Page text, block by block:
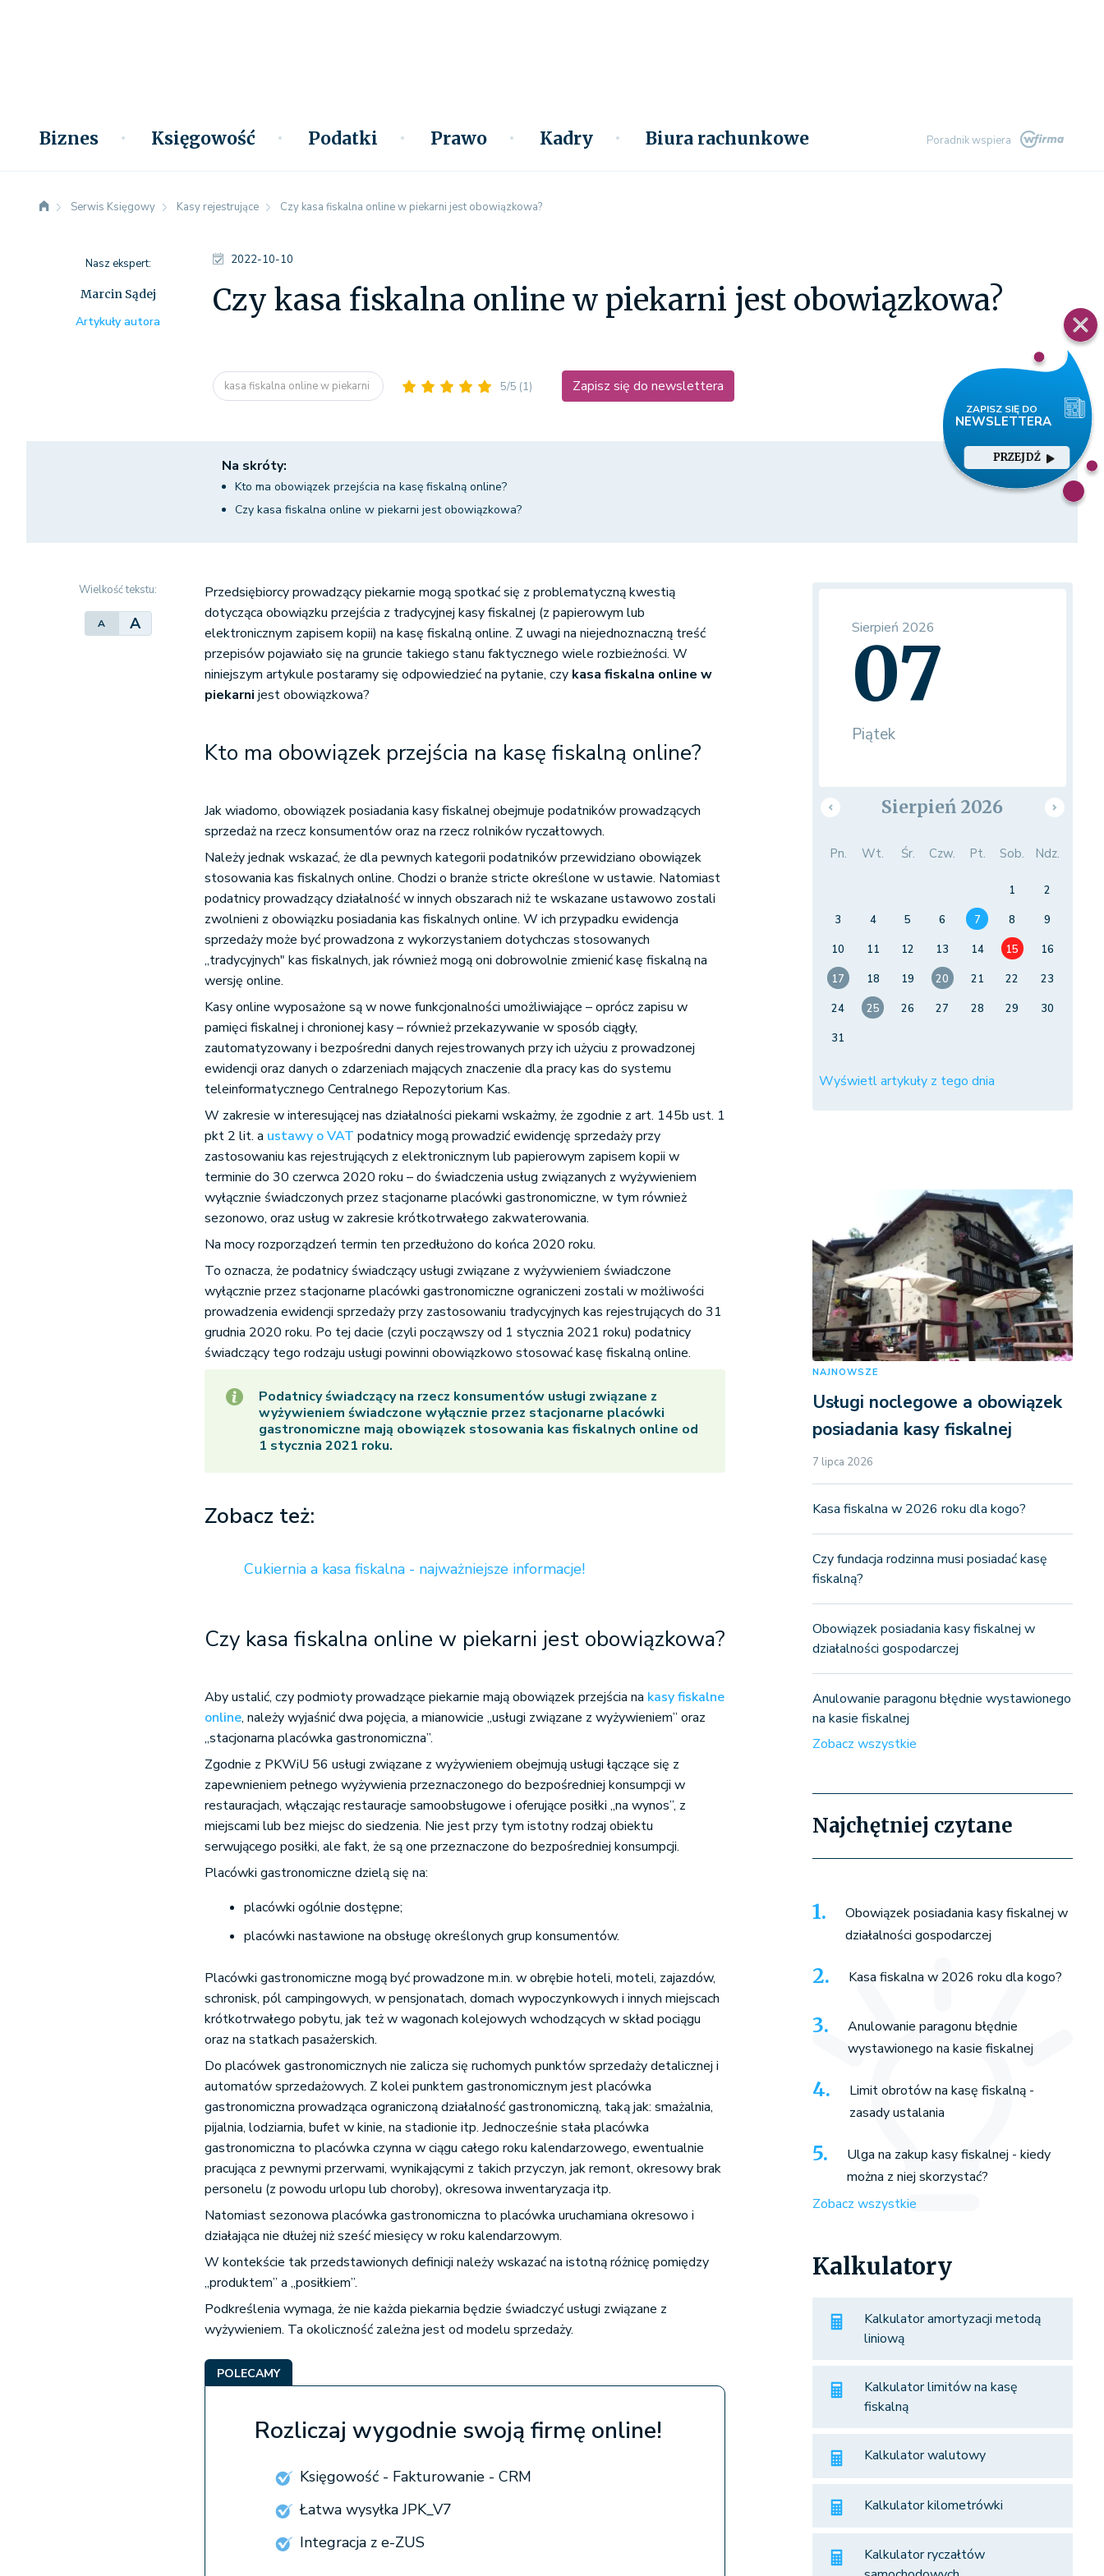
Biznes Księgowość Podatki Prawo Kadry Biura rachunkowe Poradnik wspiera
PRZEJDŹ
Serwis Księgowy Kasy rejestrujące Czy kasa fiskalna online w piekarni jest obowiązkowa?
2022-10-10
Czy kasa fiskalna online w piekarni jest obowiązkowa?
kasa fiskalna online w piekarni 5/5 (1) Zapisz się do newslettera
Nasz ekspert:
Marcin Sądej
Artykuły autora
Na skróty:
Kto ma obowiązek przejścia na kasę fiskalną online?
Czy kasa fiskalna online w piekarni jest obowiązkowa?
Wielkość tekstu:
A A
Przedsiębiorcy prowadzący piekarnie mogą spotkać się z problematyczną kwestią
dotycząca obowiązku przejścia z tradycyjnej kasy fiskalnej (z papierowym lub
elektronicznym zapisem kopii) na kasę fiskalną online. Z uwagi na niejednoznaczną treść
przepisów pojawiało się na gruncie takiego stanu faktycznego wiele rozbieżności. W
niniejszym artykule postaramy się odpowiedzieć na pytanie, czy kasa fiskalna online w
piekarni jest obowiązkowa?
Kto ma obowiązek przejścia na kasę fiskalną online?
Jak wiadomo, obowiązek posiadania kasy fiskalnej obejmuje podatników prowadzących
sprzedaż na rzecz konsumentów oraz na rzecz rolników ryczałtowych.
Należy jednak wskazać, że dla pewnych kategorii podatników przewidziano obowiązek
stosowania kas fiskalnych online. Chodzi o branże stricte określone w ustawie. Natomiast
podatnicy prowadzący działalność w innych obszarach niż te wskazane ustawowo zostali
zwolnieni z obowiązku posiadania kas fiskalnych online. W ich przypadku ewidencja
sprzedaży może być prowadzona z wykorzystaniem dotychczas stosowanych
„tradycyjnych" kas fiskalnych, jak również mogą oni dobrowolnie zmienić kasę fiskalną na
wersję online.
Kasy online wyposażone są w nowe funkcjonalności umożliwiające – oprócz zapisu w
pamięci fiskalnej i chronionej kasy – również przekazywanie w sposób ciągły,
zautomatyzowany i bezpośredni danych rejestrowanych przy ich użyciu z prowadzonej
ewidencji oraz danych o zdarzeniach mających znaczenie dla pracy kas do systemu
teleinformatycznego Centralnego Repozytorium Kas.
W zakresie w interesującej nas działalności piekarni wskażmy, że zgodnie z art. 145b ust. 1
pkt 2 lit. a ustawy o VAT podatnicy mogą prowadzić ewidencję sprzedaży przy
zastosowaniu kas rejestrujących z elektronicznym lub papierowym zapisem kopii w
terminie do 30 czerwca 2020 roku – do świadczenia usług związanych z wyżywieniem
wyłącznie świadczonych przez stacjonarne placówki gastronomiczne, w tym również
sezonowo, oraz usług w zakresie krótkotrwałego zakwaterowania.
Na mocy rozporządzeń termin ten przedłużono do końca 2020 roku.
To oznacza, że podatnicy świadczący usługi związane z wyżywieniem świadczone
wyłącznie przez stacjonarne placówki gastronomiczne ograniczeni zostali w możliwości
prowadzenia ewidencji sprzedaży przy zastosowaniu tradycyjnych kas rejestrujących do 31
grudnia 2020 roku. Po tej dacie (czyli począwszy od 1 stycznia 2021 roku) podatnicy
świadczący tego rodzaju usługi powinni obowiązkowo stosować kasę fiskalną online.
Podatnicy świadczący na rzecz konsumentów usługi związane z
wyżywieniem świadczone wyłącznie przez stacjonarne placówki
gastronomiczne mają obowiązek stosowania kas fiskalnych online od
1 stycznia 2021 roku.
Zobacz też:
Cukiernia a kasa fiskalna - najważniejsze informacje!
Czy kasa fiskalna online w piekarni jest obowiązkowa?
Aby ustalić, czy podmioty prowadzące piekarnie mają obowiązek przejścia na kasy fiskalne
online, należy wyjaśnić dwa pojęcia, a mianowicie „usługi związane z wyżywieniem” oraz
„stacjonarna placówka gastronomiczna”.
Zgodnie z PKWiU 56 usługi związane z wyżywieniem obejmują usługi łączące się z
zapewnieniem pełnego wyżywienia przeznaczonego do bezpośredniej konsumpcji w
restauracjach, włączając restauracje samoobsługowe i oferujące posiłki „na wynos”, z
miejscami lub bez miejsc do siedzenia. Nie jest przy tym istotny rodzaj obiektu
serwującego posiłki, ale fakt, że są one przeznaczone do bezpośredniej konsumpcji.
Placówki gastronomiczne dzielą się na:
placówki ogólnie dostępne;
placówki nastawione na obsługę określonych grup konsumentów.
Placówki gastronomiczne mogą być prowadzone m.in. w obrębie hoteli, moteli, zajazdów,
schronisk, pól campingowych, w pensjonatach, domach wypoczynkowych i innych miejscach
krótkotrwałego pobytu, jak też w wagonach kolejowych wchodzących w skład pociągu
oraz na statkach pasażerskich.
Do placówek gastronomicznych nie zalicza się ruchomych punktów sprzedaży detalicznej i
automatów sprzedażowych. Z kolei punktem gastronomicznym jest placówka
gastronomiczna prowadząca ograniczoną działalność gastronomiczną, taką jak: smażalnia,
pijalnia, lodziarnia, bufet w kinie, na stadionie itp. Jednocześnie stała placówka
gastronomiczna to placówka czynna w ciągu całego roku kalendarzowego, ewentualnie
pracująca z pewnymi przerwami, wynikającymi z takich przyczyn, jak remont, okresowy brak
personelu (z powodu urlopu lub choroby), okresowa inwentaryzacja itp.
Natomiast sezonowa placówka gastronomiczna to placówka uruchamiana okresowo i
działająca nie dłużej niż sześć miesięcy w roku kalendarzowym.
W kontekście tak przedstawionych definicji należy wskazać na istotną różnicę pomiędzy
„produktem” a „posiłkiem”.
Podkreślenia wymaga, że nie każda piekarnia będzie świadczyć usługi związane z
wyżywieniem. Ta okoliczność zależna jest od modelu sprzedaży.
POLECAMY
Rozliczaj wygodnie swoją firmę online!
Księgowość - Fakturowanie - CRM
Łatwa wysyłka JPK_V7
Integracja z e-ZUS
Sierpień 2026
07
Piątek
Sierpień 2026
Pn. Wt. Śr. Czw. Pt. Sob. Ndz.
1
2
3
4 5 6 7 8
9
10
11 12 13 14 15
16
17
18 19 20 21 22
23
24
25 26 27 28 29
30
31
Wyświetl artykuły z tego dnia
NAJNOWSZE
Usługi noclegowe a obowiązek
posiadania kasy fiskalnej
7 lipca 2026
Kasa fiskalna w 2026 roku dla kogo?
Czy fundacja rodzinna musi posiadać kasę
fiskalną?
Obowiązek posiadania kasy fiskalnej w
działalności gospodarczej
Anulowanie paragonu błędnie wystawionego
na kasie fiskalnej
Zobacz wszystkie
Najchętniej czytane
Obowiązek posiadania kasy fiskalnej w
działalności gospodarczej
Kasa fiskalna w 2026 roku dla kogo?
Anulowanie paragonu błędnie
wystawionego na kasie fiskalnej
Limit obrotów na kasę fiskalną -
zasady ustalania
Ulga na zakup kasy fiskalnej - kiedy
można z niej skorzystać?
Zobacz wszystkie
Kalkulatory
Kalkulator amortyzacji metodą
liniową
Kalkulator limitów na kasę
fiskalną
Kalkulator walutowy
Kalkulator kilometrówki
Kalkulator ryczałtów